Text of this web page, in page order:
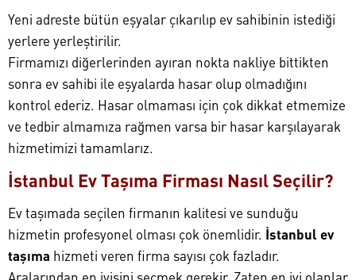
Yeni adreste bütün eşyalar çıkarılıp ev sahibinin istediği
yerlere yerleştirilir.
Firmamızı diğerlerinden ayıran nokta nakliye bittikten
sonra ev sahibi ile eşyalarda hasar olup olmadığını
kontrol ederiz. Hasar olmaması için çok dikkat etmemize
ve tedbir almamıza rağmen varsa bir hasar karşılayarak
hizmetimizi tamamlarız.
İstanbul Ev Taşıma Firması Nasıl Seçilir?
Ev taşımada seçilen firmanın kalitesi ve sunduğu
hizmetin profesyonel olması çok önemlidir. İstanbul ev
taşıma hizmeti veren firma sayısı çok fazladır.